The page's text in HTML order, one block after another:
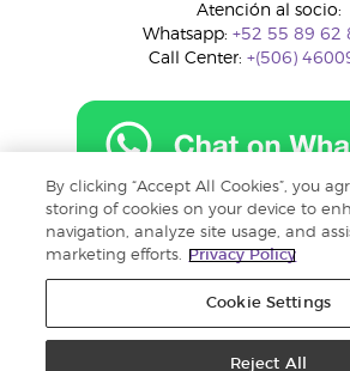
Atención al socio:
Whatsapp: +52 55 89 62
Call Center: +(506)
By clicking “Accept All Cookies”, you
storing of cookies on your device to
navigation, analyze site usage, and
marketing efforts.
Privacy Policy
Cookie Settings
Reject All